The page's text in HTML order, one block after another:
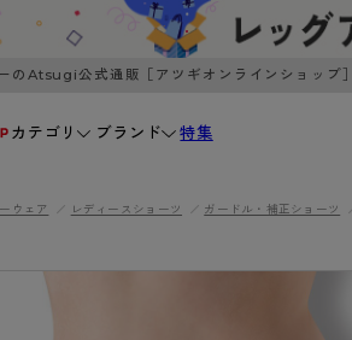
のAtsugi公式通販［アツギオンラインショップ］
カテゴリ
MEN KIDS
ブランド 特集
で送料無料
MEN
ウェア レディースショーツ ガードル・補正ショーツ